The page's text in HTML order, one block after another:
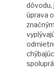
dôvodu,
úprava